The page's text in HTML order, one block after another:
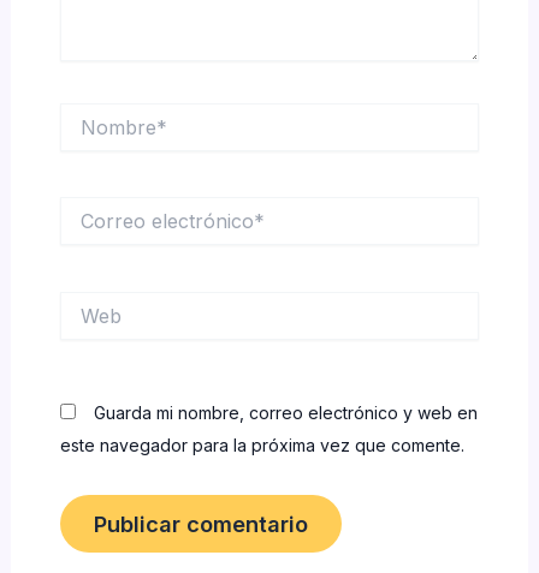
electrónico*
Guarda mi nombre, correo electrónico y web en
este navegador para la próxima vez que comente.